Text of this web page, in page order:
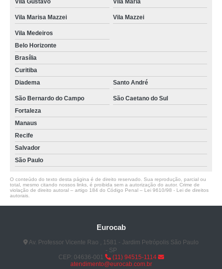
Vila Gustavo Vila Maria
Vila Marisa Mazzei Vila Mazzei
Vila Medeiros
Belo Horizonte
Brasília
Curitiba
Diadema
Santo André
São Bernardo do Campo
São Caetano do Sul
Fortaleza
Manaus
Recife
Salvador
São Paulo
O conteúdo do texto desta página é de direito reservado. Sua reprodução, parcial ou
total, mesmo citando nossos links, é proibida sem a autorização do autor. Crime de
violação de direito autoral – artigo 184 do Código Penal – Lei 9610/98 - Lei de direitos
autorais
Eurocab
Av. Professor Vicente Rao , 1581 - Jardim Petrópolis São Paulo
- SP
CEP: 04636-001
(11) 94515-1114
atendimento@eurocab.com.br